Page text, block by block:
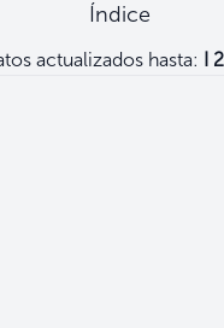
Índice
actualizados hasta: I